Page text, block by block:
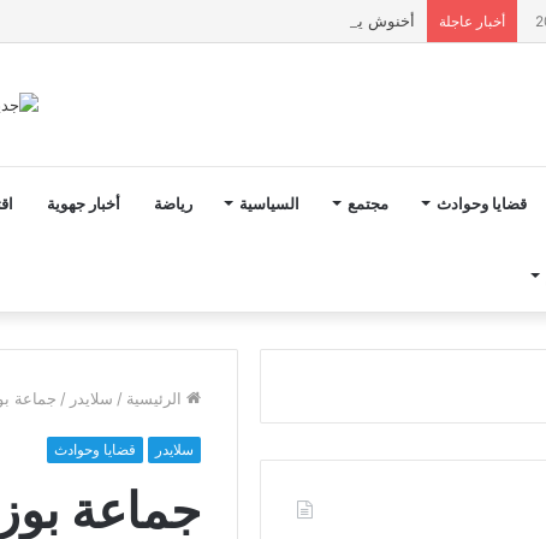
أخبار عاجلة أخنوش يؤكد في المذكرة التوجيهية حول ميزانية 2027 أن ثوابت العدالة الاجتماعية والمجالية خيار استراتيجي للبلاد
قضايا وحوادث مجتمع السياسية رياضة أخبار جهوية
الرئيسية / سلايدر / جماعة
سلايدر قضايا وحوادث
جماعة